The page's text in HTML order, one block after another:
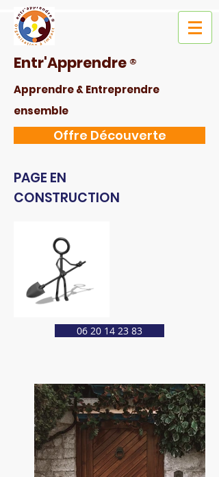
Entr'Apprendre®
Apprendre & Entreprendre
ensemble
Offre Découverte
PAGE EN
CONSTRUCTION
06 20 14 23 83